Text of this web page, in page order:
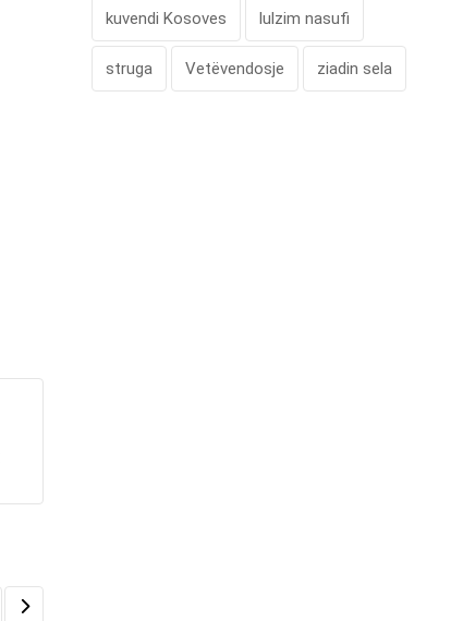
kuvendi Kosoves lulzim nasufi
struga Vetëvendosje ziadin sela